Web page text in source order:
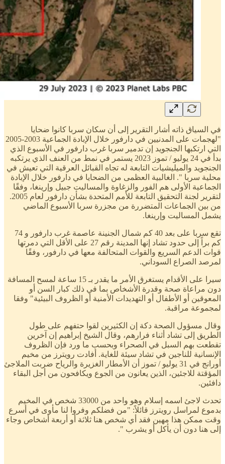
في السياق ذاته أشار التقرير إلى أن سكان سربا كانوا ضحايا
"لهجمات على المدنيين في دارفور خلال الإبادة الجماعية 2003-2005
التي ارتكبها الجنجويد إن تدمير سربا غرب دارفور في الأسبوع الذي
بدأ في 24 يوليو / تموز 2023 يستمر في نمط من العنف الذي يرتكبه
الجنجويد والميليشيات التابعة له تجاه القبائل العرقية التي تعيش في
محلية سربا ". الغالبية العظمى من الضحايا في دارفور خلال الإبادة
الجماعية الأولى هم الفور والزغاوة والمساليت جبيل وإرينغا، وفقًا
لتقرير لجنة التحقيق التابعة للأمم المتحدة بشأن دارفور لعام 2005.
من بين الجماعات المتضررة من مجزرة سربا الأسبوع الماضي
يشمل المساليت وإرينغا.
تقع سربا على بعد 40 كم شمال الجنينة عاصمة غرب دارفور و 74
كم براً إلى حدود تشاد إنها المدينة رقم 27 على الأقل التي دمرتها
قوات الدعم السريع والقوات المتحالفة معها في دارفور، وفقًا
لمرصد الصراع السوداني.
سيرا على الأقدام يستغرق الأمر ما يقدر بـ 15 ساعة لمسح المسافة
دون مراعاة صحة وقدرة الأشخاص بما في ذلك كبار السن أو
المعوقين أو الأطفال أو التهديدات الأمنية أو الظروف البيئية" وفقا
لمجموعة مراقبة.
وقال مسؤول الصحة دكة إن الكثيرين لقوا حتفهم على طول
الطريق إلى تشاد أثناء فرارهم، وقال الشيخ إبراهيم إن آخرين
تقطعت بهم السبل في الصحراء وبحسب ما ورد فإن الظروف
الإنسانية للناجين في تشاد سيئة للغاية. أفادت رويترز من مخيم
أورانج في 31 يوليو / تموز أن الأمطار الغزيرة والرياح ضربت الملاجئ
المؤقتة للاجئين، الذين يعانون من الجوع ويكافحون من أجل البقاء
دافئين.
تحدث لاجئ اسمه إسلام وهو واحد من 33000 شخص في المخيم
بدموع لمراسل رويترز قائلاً: "من فضلكم وفروا لنا مأوى في أسرع
وقت ممكن هذا مهين فقد أي شخص هنا ثلاثة أو أربعة أشخاص وجاء
إلى هنا دون أن يأكل أو يشرب ".